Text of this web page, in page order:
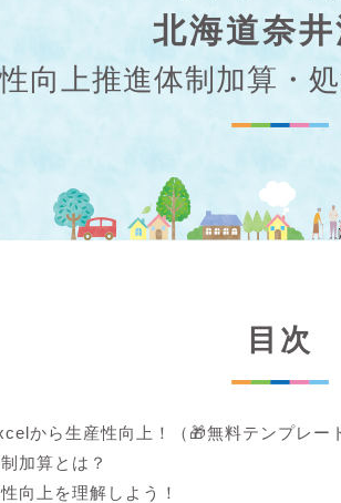
北海道奈
向上推進体制加算・
目次
から生産性向上！（🎁無料テンプレー
加算とは？
向上を理解しよう！